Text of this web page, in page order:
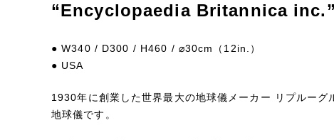
“Encyclopaedia Britannica
● W340 / D300 / H460 / ⌀30cm（12in.）
● USA
1930年に創業した世界最大の地球儀メーカー リプルー
地球儀です。